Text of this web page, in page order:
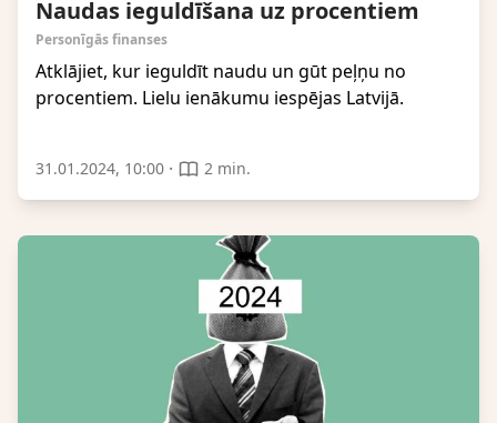
Naudas ieguldīšana uz procentiem
Personīgās finanses
Atklājiet, kur ieguldīt naudu un gūt peļņu no
procentiem. Lielu ienākumu iespējas Latvijā.
31.01.2024, 10:00 · 2 min.